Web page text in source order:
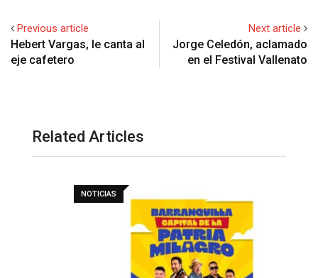
Previous article
Hebert Vargas, le canta al
eje cafetero
Next article
Jorge Celedón, aclamado
en el Festival Vallenato
Related Articles
NOTICIAS